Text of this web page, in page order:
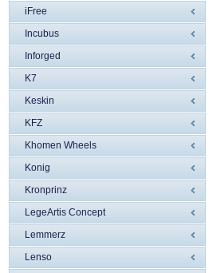
iFree
Incubus
Inforged
K7
Keskin
KFZ
Khomen Wheels
Konig
Kronprinz
LegeArtis Concept
Lemmerz
Lenso